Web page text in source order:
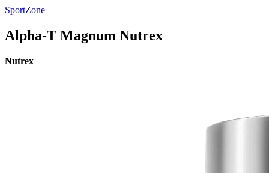
SportZone
Alpha-T Magnum Nutrex
Nutrex